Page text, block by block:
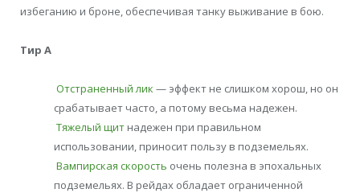
избеганию и броне, обеспечивая танку выживание в бою.
Тир А
Отстраненный лик — эффект не слишком хорош, но он
срабатывает часто, а потому весьма надежен.
Тяжелый щит надежен при правильном
использовании, приносит пользу в подземельях.
Вампирская скорость очень полезна в эпохальных
подземельях. В рейдах обладает ограниченной